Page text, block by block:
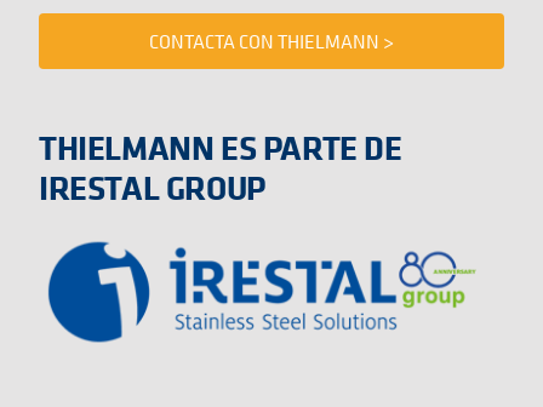
CONTACTA CON THIELMANN >
THIELMANN ES PARTE DE
IRESTAL GROUP